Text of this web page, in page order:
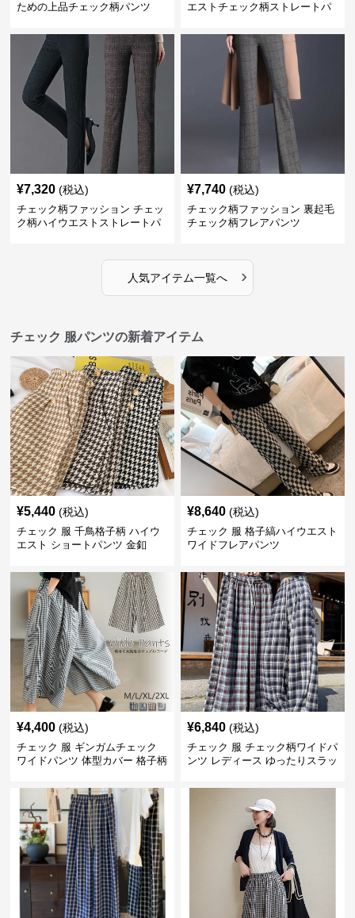
ための上品チェック柄パンツ
エストチェック柄ストレートパ
¥7,320 (税込)
チェック柄ファッション チェッ
ク柄ハイウエストストレートパ
¥7,740 (税込)
チェック柄ファッション 裏起毛
チェック柄フレアパンツ
人気アイテム一覧へ ›
チェック 服パンツの新着アイテム
¥5,440 (税込)
チェック 服 千鳥格子柄 ハイウ
エスト ショートパンツ 金釦
¥8,640 (税込)
チェック 服 格子縞ハイウエスト
ワイドフレアパンツ
¥4,400 (税込)
チェック 服 ギンガムチェック
ワイドパンツ 体型カバー 格子柄
¥6,840 (税込)
チェック 服 チェック柄ワイドパ
ンツ レディース ゆったりスラッ